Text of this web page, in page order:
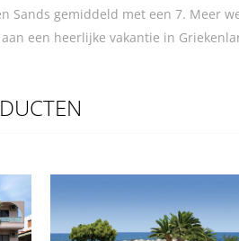
Sands gemiddeld met een 7. Meer
een heerlijke vakantie in